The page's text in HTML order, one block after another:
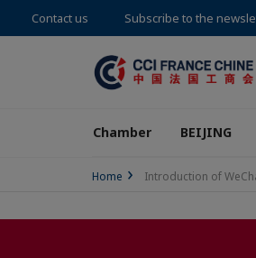
Contact us Subscribe to the
Chamber BEIJING
Home Introduction of